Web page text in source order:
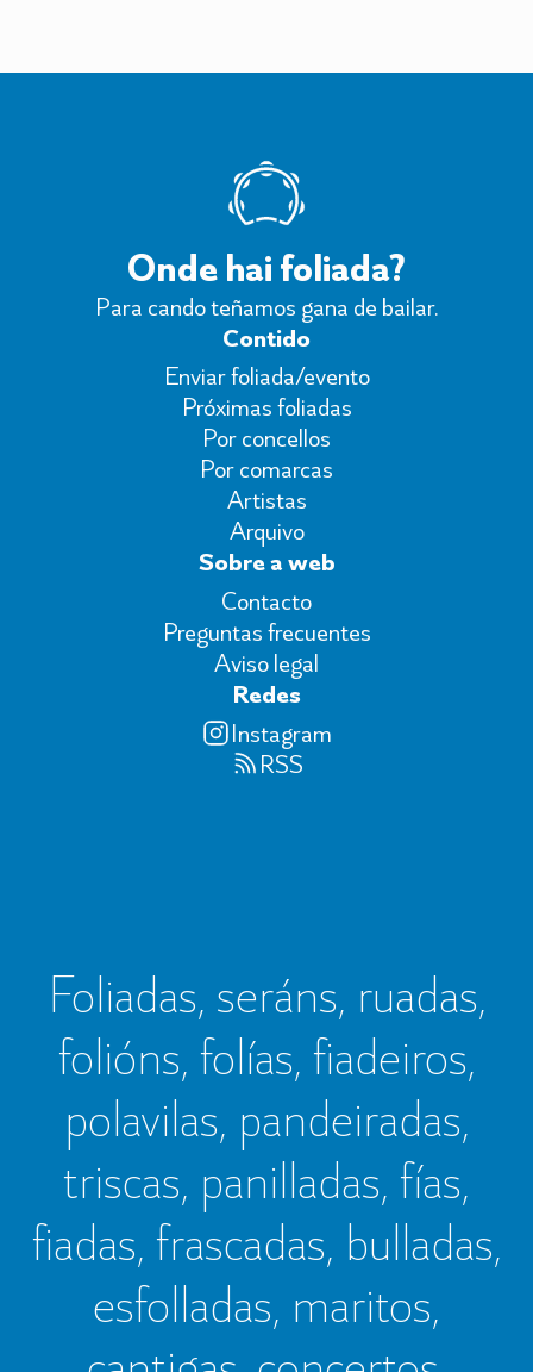
Onde hai foliada?
Para cando teñamos gana de bailar.
Contido
Enviar foliada/evento
Próximas foliadas
Por concellos
Por comarcas
Artistas
Arquivo
Sobre a web
Contacto
Preguntas frecuentes
Aviso legal
Redes
Instagram
RSS
Foliadas, seráns, ruadas,
folións, folías, fiadeiros,
polavilas, pandeiradas,
triscas, panilladas, fías,
fiadas, frascadas, bulladas,
esfolladas, maritos,